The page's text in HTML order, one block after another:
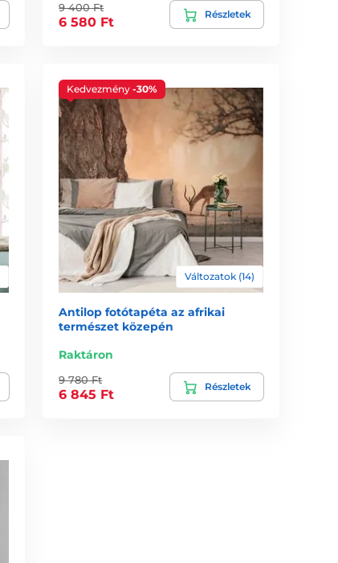
9 400 Ft
6 580 Ft
Részletek
Kedvezmény-30%
Változatok (14)
Antilop fotótapéta az afrikai
természet közepén
Raktáron
9 780 Ft
6 845 Ft
Részletek